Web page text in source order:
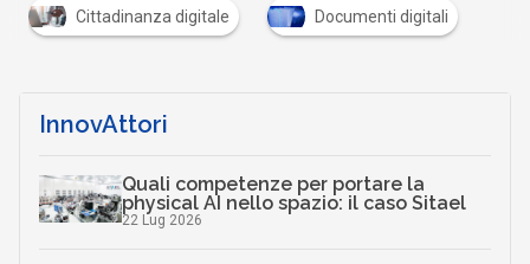
Cittadinanza digitale Documenti digitali
InnovAttori
Quali competenze per portare la
physical AI nello spazio: il caso Sitael
22 Lug 2026